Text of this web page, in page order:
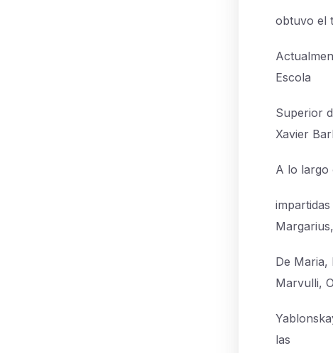
obtuvo el
Escola
Superior
Xavier
A lo largo
De Maria,
Marvulli,
las